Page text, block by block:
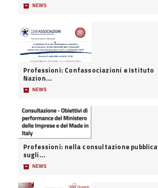
📦 NEWS
Professioni: Confassociazioni e Istituto
Nazion...
📦 NEWS
Professioni: nella consultazione pubblica
sugli...
📦 NEWS